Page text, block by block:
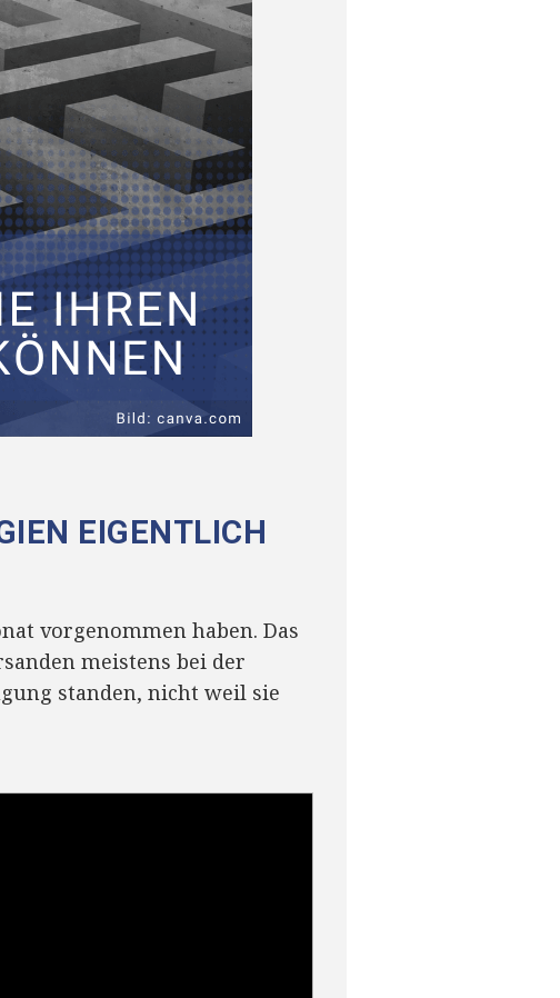
EIGENTLICH
vorgenommen haben. Das
meistens bei der
standen, nicht weil sie